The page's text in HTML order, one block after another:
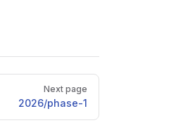
Next page
2026/phase-1